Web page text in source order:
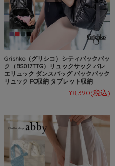
Grishko（グリシコ）シティバックパッ
ク（BS017TTG）リュックサック バレ
エリュック ダンスバッグ バックパック
リュック PC収納 タブレット収納
¥8,390(税込)